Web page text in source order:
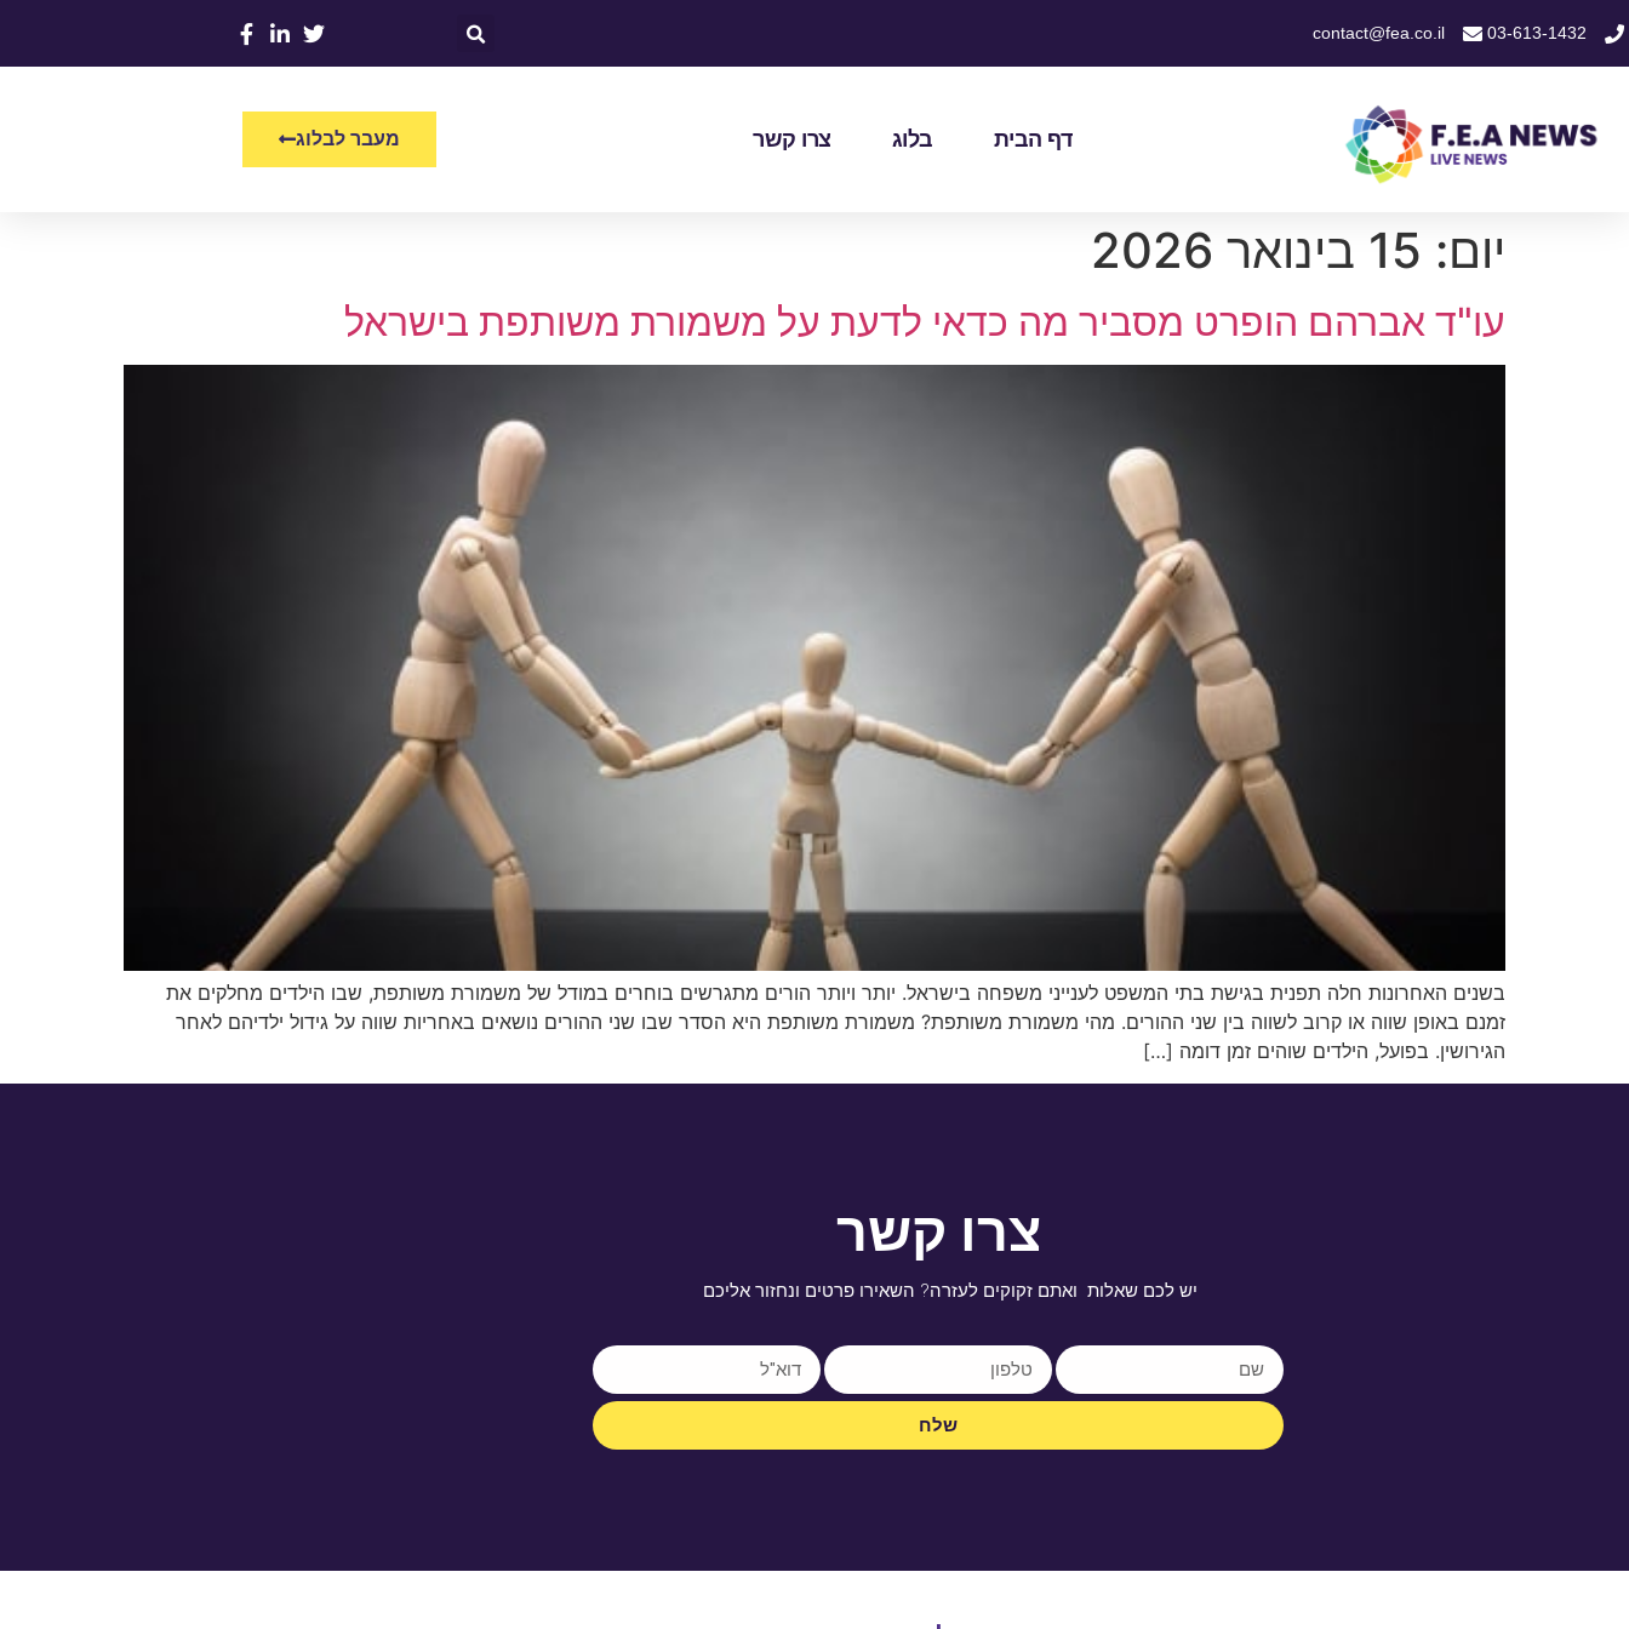
03-613-1432
contact@fea.co.il
דף הבית בלוג צרו קשר מעבר לבלוג
יום: 15 בינואר 2026
עו"ד אברהם הופרט מסביר מה כדאי לדעת על משמורת משותפת בישראל
בשנים האחרונות חלה תפנית בגישת בתי המשפט לענייני משפחה בישראל. יותר ויותר הורים מתגרשים בוחרים במודל של משמורת משותפת, שבו הילדים מחלקים את
זמנם באופן שווה או קרוב לשווה בין שני ההורים. מהי משמורת משותפת? משמורת משותפת היא הסדר שבו שני ההורים נושאים באחריות שווה על גידול ילדיהם לאחר
הגירושין. בפועל, הילדים שוהים זמן דומה […]
צרו קשר
יש לכם שאלות ואתם זקוקים לעזרה? השאירו פרטים ונחזור אליכם
שלח